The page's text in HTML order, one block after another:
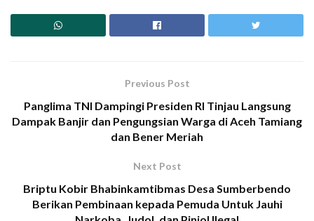
Previous Post
Panglima TNI Dampingi Presiden RI Tinjau Langsung
Dampak Banjir dan Pengungsian Warga di Aceh Tamiang
dan Bener Meriah
Next Post
Briptu Kobir Bhabinkamtibmas Desa Sumberbendo
Berikan Pembinaan kepada Pemuda Untuk Jauhi